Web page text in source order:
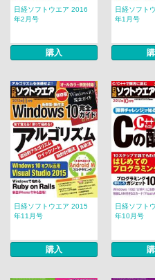
日経ソフトウエア 2016
年2月号
購入
日経ソフト
年1月号
日経ソフトウエア 2015
年11月号
購入
日経ソフト
年10月号